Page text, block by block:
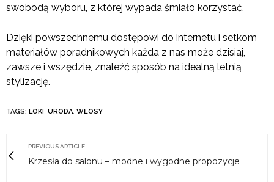
swobodą wyboru, z której wypada śmiało korzystać.
Dzięki powszechnemu dostępowi do internetu i setkom
materiałów poradnikowych każda z nas może dzisiaj,
zawsze i wszędzie, znaleźć sposób na idealną letnią
stylizację.
TAGS: LOKI , URODA, WŁOSY
PREVIOUS ARTICLE
Krzesła do salonu – modne i wygodne propozycje